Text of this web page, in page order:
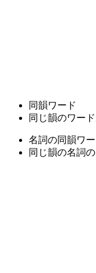
同韻ワード
同じ韻のワー
名詞の同韻ワ
同じ韻の名詞